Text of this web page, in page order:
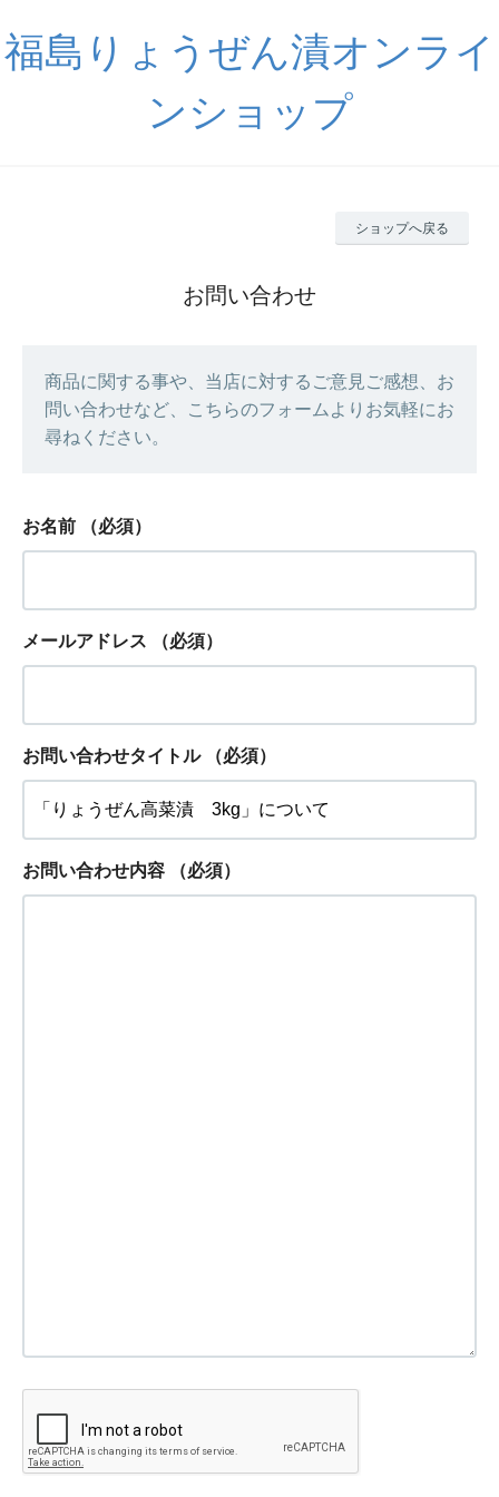
福島りょうぜん漬オンライ
ンショップ
ショップへ戻る
お問い合わせ
商品に関する事や、当店に対するご意見ご感想、お
問い合わせなど、こちらのフォームよりお気軽にお
尋ねください。
お名前 （必須）
メールアドレス （必須）
お問い合わせタイトル （必須）
お問い合わせ内容 （必須）